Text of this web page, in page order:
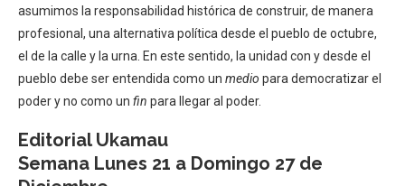
asumimos la responsabilidad histórica de construir, de manera
profesional, una alternativa política desde el pueblo de octubre,
el de la calle y la urna. En este sentido, la unidad con y desde el
pueblo debe ser entendida como un medio para democratizar el
poder y no como un fin para llegar al poder.
Editorial Ukamau
Semana Lunes 21 a Domingo 27 de